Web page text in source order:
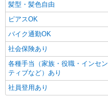
髪型・髪色自由
ピアスOK
バイク通勤OK
社会保険あり
各種手当（家族・役職・インセン
ティブなど）あり
社員登用あり